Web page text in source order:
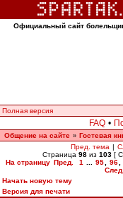
Официальный сайт
Полная версия
FAQ •
Общение на сайте » Гостевая
Пред. тема |
Страница 98 из 103 [
На страницу Пред. 1 95 96
След.
Начать новую тему
Версия для печати